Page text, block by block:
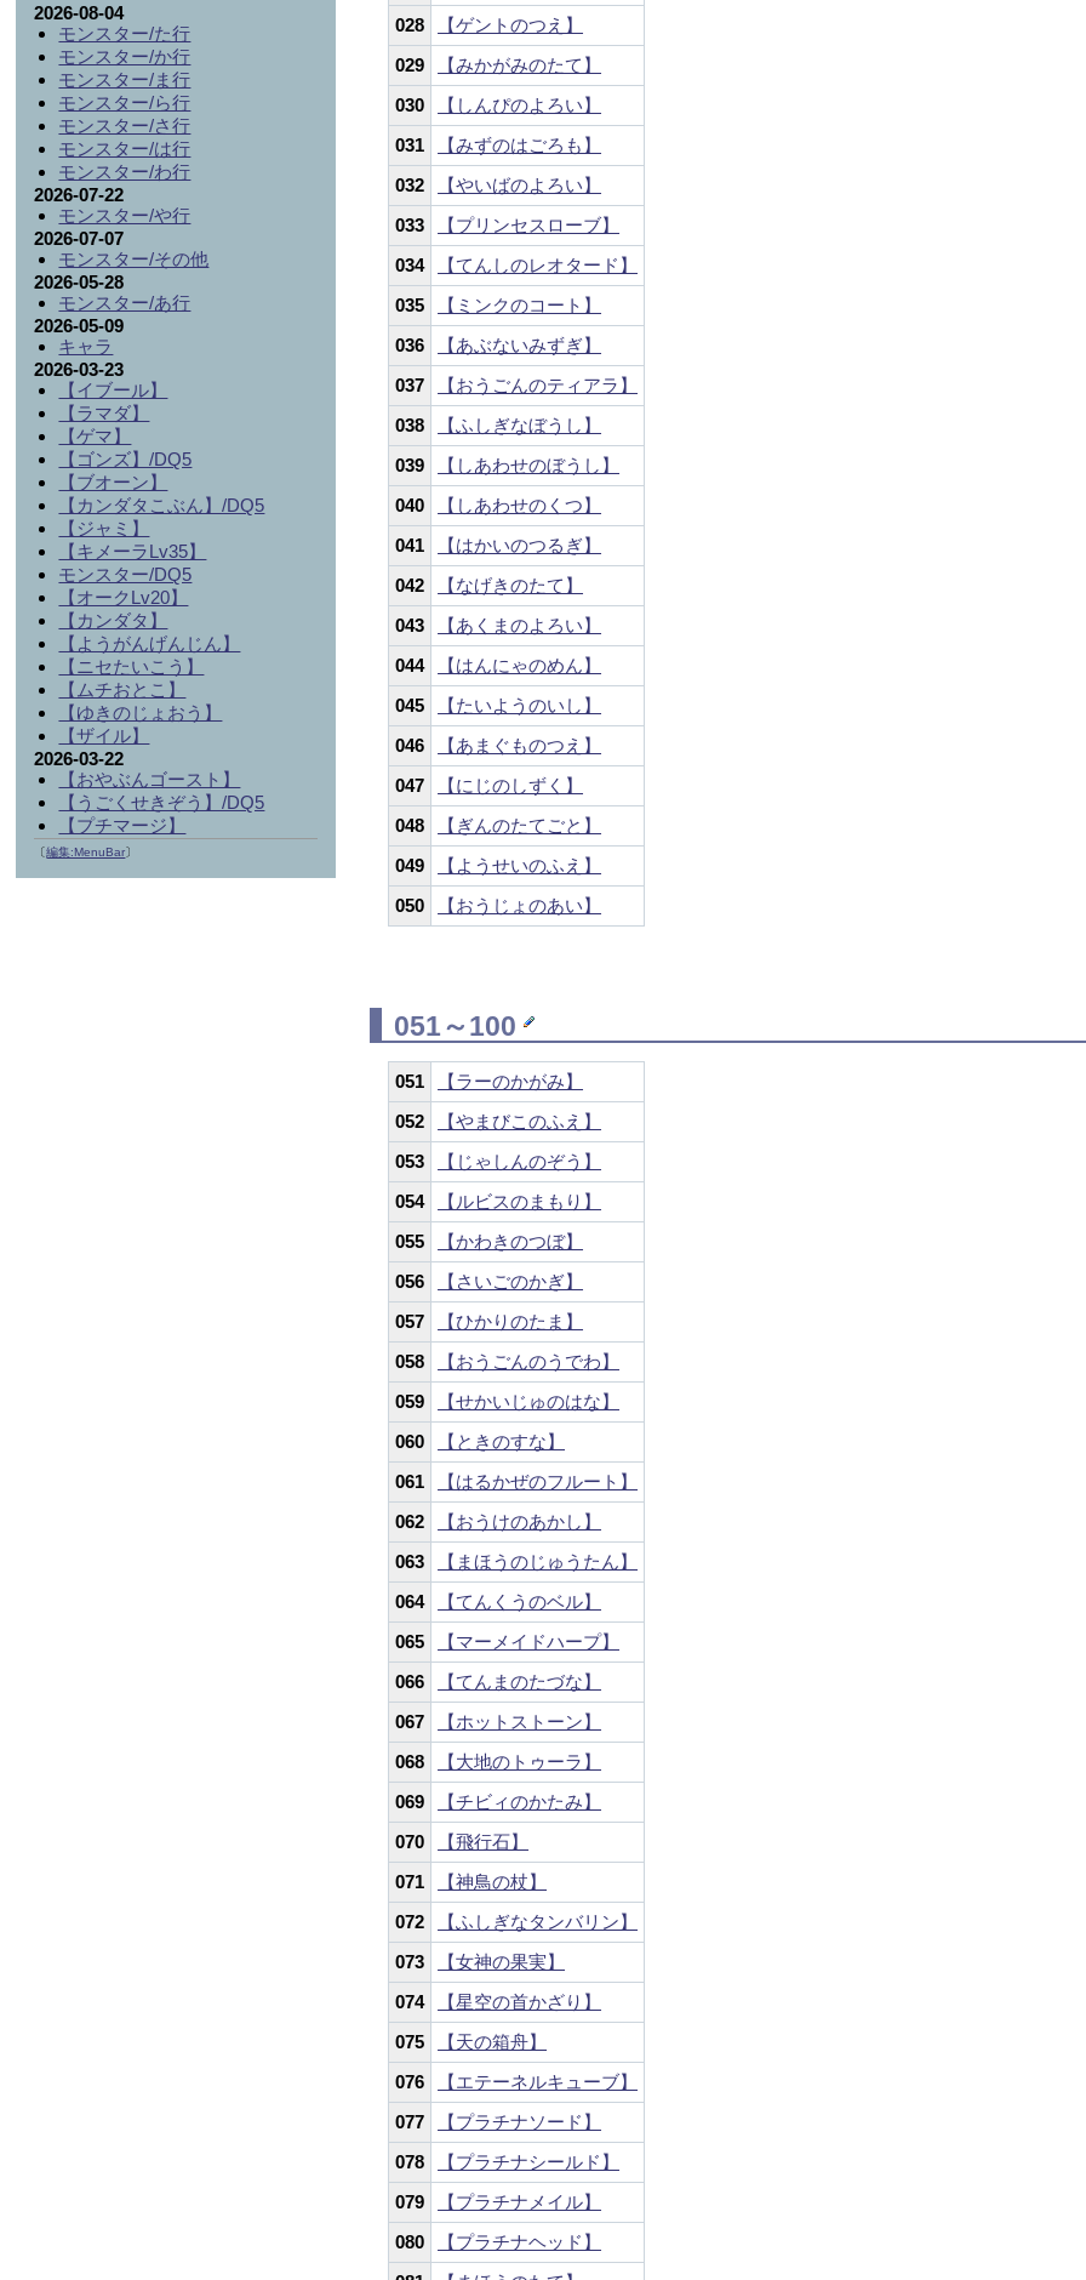
028
【ゲントのつえ】
029
【みかがみのたて】
030
【しんぴのよろい】
031
【みずのはごろも】
032
【やいばのよろい】
033
【プリンセスローブ】
034
【てんしのレオタード】
035
【ミンクのコート】
036
【あぶないみずぎ】
037
【おうごんのティアラ】
038
【ふしぎなぼうし】
039
【しあわせのぼうし】
040
【しあわせのくつ】
041
【はかいのつるぎ】
042
【なげきのたて】
043
【あくまのよろい】
044
【はんにゃのめん】
045
【たいようのいし】
046
【あまぐものつえ】
047
【にじのしずく】
048
【ぎんのたてごと】
049
【ようせいのふえ】
050
【おうじょのあい】
051～100
051
【ラーのかがみ】
052
【やまびこのふえ】
053
【じゃしんのぞう】
054
【ルビスのまもり】
055
【かわきのつぼ】
056
【さいごのかぎ】
057
【ひかりのたま】
058
【おうごんのうでわ】
059
【せかいじゅのはな】
060
【ときのすな】
061
【はるかぜのフルート】
062
【おうけのあかし】
063
【まほうのじゅうたん】
064
【てんくうのベル】
065
【マーメイドハープ】
066
【てんまのたづな】
067
【ホットストーン】
068
【大地のトゥーラ】
069
【チビィのかたみ】
070
【飛行石】
071
【神鳥の杖】
072
【ふしぎなタンバリン】
073
【女神の果実】
074
【星空の首かざり】
075
【天の箱舟】
076
【エテーネルキューブ】
077
【プラチナソード】
078
【プラチナシールド】
079
【プラチナメイル】
080
【プラチナヘッド】
2026-08-04
モンスター/た行
モンスター/か行
モンスター/ま行
モンスター/ら行
モンスター/さ行
モンスター/は行
モンスター/わ行
2026-07-22
モンスター/や行
2026-07-07
モンスター/その他
2026-05-28
モンスター/あ行
2026-05-09
キャラ
2026-03-23
【イブール】
【ラマダ】
【ゲマ】
【ゴンズ】/DQ5
【ブオーン】
【カンダタこぶん】/DQ5
【ジャミ】
【キメーラLv35】
モンスター/DQ5
【オークLv20】
【カンダタ】
【ようがんげんじん】
【ニセたいこう】
【ムチおとこ】
【ゆきのじょおう】
【ザイル】
2026-03-22
【おやぶんゴースト】
【うごくせきぞう】/DQ5
【プチマージ】
〔編集:MenuBar〕